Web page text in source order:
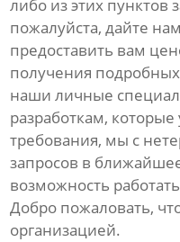
либо из этих пунктов
пожалуйста, дайте
предоставить вам
получения
наши личные
разработкам,
требования, мы с
запросов в
возможность
Добро пожаловать,
организацией.